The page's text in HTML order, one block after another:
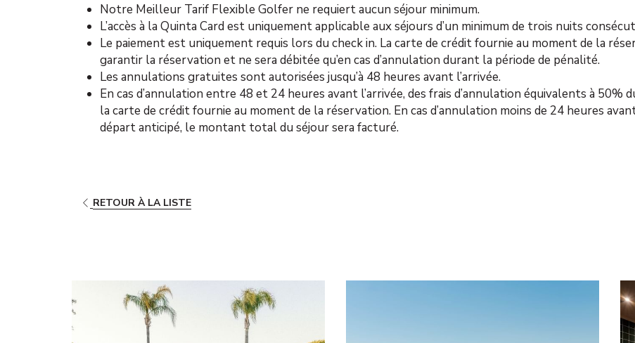
Notre Meilleur Tarif Flexible Golfer ne requiert aucun séjour minimum.
L’accès à la Quinta Card est uniquement applicable aux séjours d’un minimum de trois nuits
Le paiement est uniquement requis lors du check in. La carte de crédit fournie au moment de la
garantir la réservation et ne sera débitée qu’en cas d’annulation durant la période de pénalité.
Les annulations gratuites sont autorisées jusqu’à 48 heures avant l’arrivée.
En cas d’annulation entre 48 et 24 heures avant l’arrivée, des frais d’annulation équivalents à
la carte de crédit fournie au moment de la réservation. En cas d’annulation moins de 24 heures
départ anticipé, le montant total du séjour sera facturé.
RETOUR À LA LISTE